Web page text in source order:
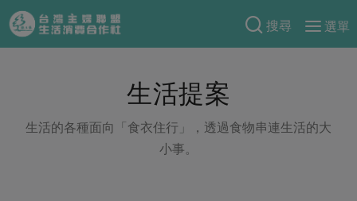
搜尋
選單
產品分類
一籃菜 當令水果
蕈菇類
食材
特別企畫
生活提案
生活的各種面向「食衣住行」，透過食物串連生活的大
小事。